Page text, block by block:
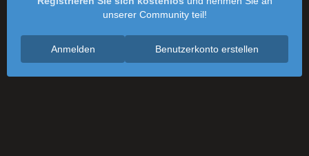
unserer Community teil!
Benutzerkonto erstellen
Anmelden